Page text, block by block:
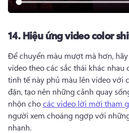
14.Hiệu ứng video color
Để chuyển màu mượt mà hơn,
video theo các sắc thái khác nhau
tinh tế này phủ màu lên video với
đặn, tạo nên những cảnh quay
nhộn cho các video lời mời tham
người xem choáng ngợp với
nhanh.